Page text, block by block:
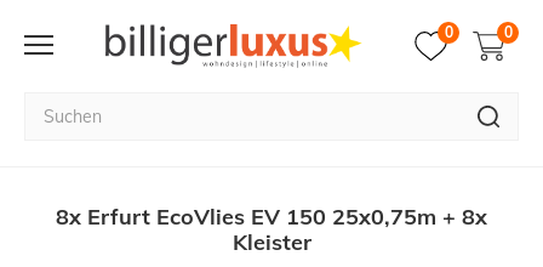
0 0
8x Erfurt EcoVlies EV 150 25x0,75m + 8x
Kleister